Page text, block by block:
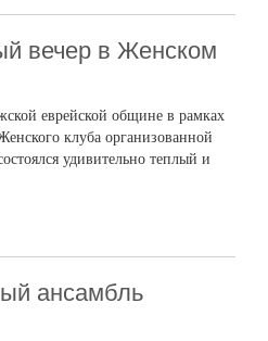
вечер в Женском
еврейской общине в рамках
клуба организованной
удивительно теплый и
ансамбль